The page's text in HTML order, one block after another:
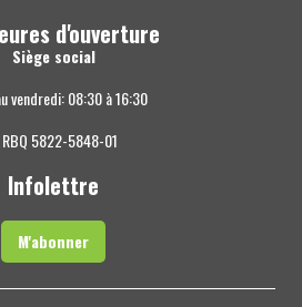
d'ouverture
Siège social
vendredi: 08:30 à 16:30
5822-5848-01
Infolettre
M'abonner